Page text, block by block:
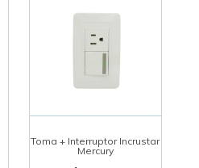
Toma + Interruptor Incrustar
Mercury